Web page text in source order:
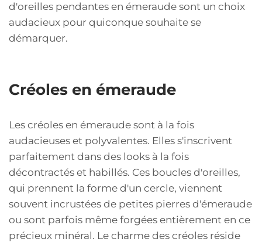
d'oreilles pendantes en émeraude sont un choix
audacieux pour quiconque souhaite se
démarquer.
Créoles en émeraude
Les créoles en émeraude sont à la fois
audacieuses et polyvalentes. Elles s'inscrivent
parfaitement dans des looks à la fois
décontractés et habillés. Ces boucles d'oreilles,
qui prennent la forme d'un cercle, viennent
souvent incrustées de petites pierres d'émeraude
ou sont parfois même forgées entièrement en ce
précieux minéral. Le charme des créoles réside